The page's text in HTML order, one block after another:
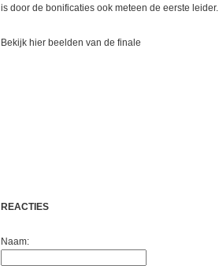
is door de bonificaties ook meteen de eerste leider.
Bekijk hier beelden van de finale
REACTIES
Naam: